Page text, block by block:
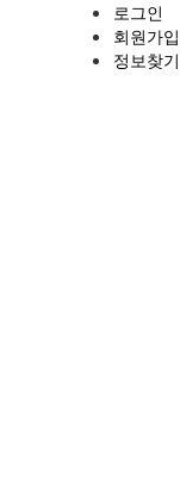
로그인
회원가입
정보찾기